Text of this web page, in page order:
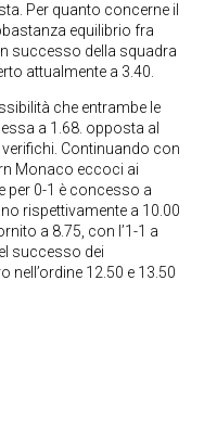
Per quanto concerne il
equilibrio fra
successo della squadra
attualmente a 3.40.
che entrambe le
a 1.68. opposta al
verifichi. Continuando con
Monaco eccoci ai
per 0-1 è concesso a
rispettivamente a 10.00
a 8.75, con l’1-1 a
successo dei
nell’ordine 12.50 e 13.50